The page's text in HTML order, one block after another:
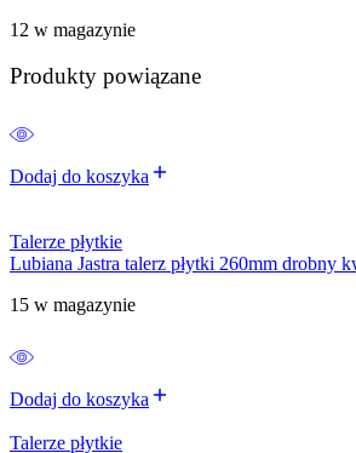
12 w magazynie
Produkty powiązane
Dodaj do koszyka
Talerze płytkie
Lubiana Jastra talerz płytki 260mm drobny
15 w magazynie
Dodaj do koszyka
Talerze płytkie